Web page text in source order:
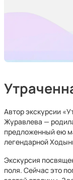
Автор экскурсии
Журавлева —
предложенный ею
легендарной
Экскурсия
поля. Сейчас это